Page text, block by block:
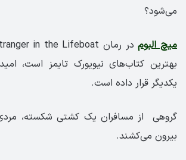
می‌شود؟
میچ البوم
بهترین کتاب‌های نیویورک تایمز است،
یکدیگر قرار داده است.
گروهی از مسافران یک کشتی شکسته،
بیرون می‌کشند.